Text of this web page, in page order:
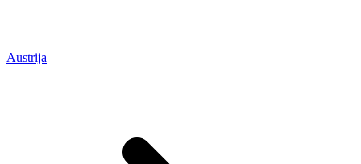
Austrija